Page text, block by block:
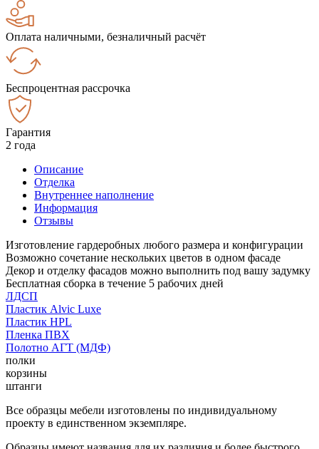
Оплата наличными, безналичный расчёт
Беспроцентная рассрочка
Гарантия
2 года
Описание
Отделка
Внутреннее наполнение
Информация
Отзывы
Изготовление гардеробных любого размера и конфигурации
Возможно сочетание нескольких цветов в одном фасаде
Декор и отделку фасадов можно выполнить под вашу задумку
Бесплатная сборка в течение 5 рабочих дней
ЛДСП
Пластик Alvic Luxe
Пластик HPL
Пленка ПВХ
Полотно АГТ (МДФ)
полки
корзины
штанги
Все образцы мебели изготовлены по индивидуальному
проекту в единственном экземпляре.